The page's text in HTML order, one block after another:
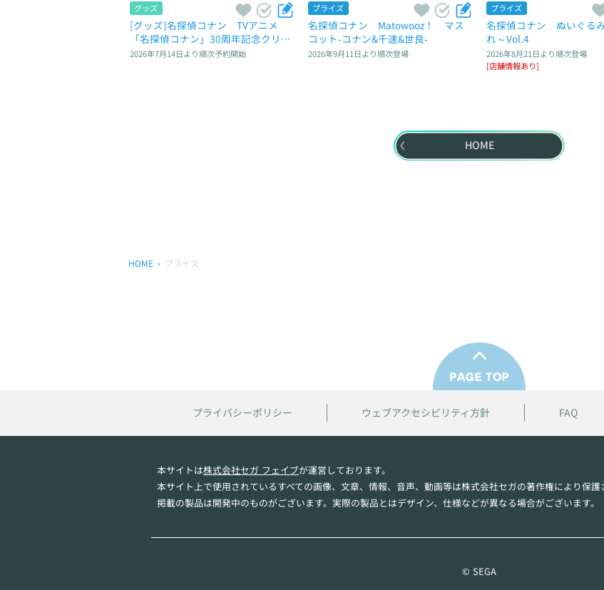
グッズ
[グッズ]名探偵コナン　TVアニメ
「名探偵コナン」30周年記念クリア
ファイルVol.2
2026年7月14日より順次予約開始
プライズ
名探偵コナン　Matowooz！　マス
コット‐コナン&千速&世良‐
2026年9月11日より順次登場
プライズ
名探偵コナン　ぬいぐる
れ～Vol.4
2026年8月21日より順次登場
[店舗情報あり]
HOME
HOME プライズ
プライバシーポリシー ウェブアクセシビリティ方針 FAQ
本サイトは株式会社セガ フェイブが運営しております。
本サイト上で使用されているすべての画像、文章、情報、音声、動画等は株式会社セガの著作権により保護
掲載の製品は開発中のものがございます。実際の製品とはデザイン、仕様などが異なる場合がございます。
© SEGA